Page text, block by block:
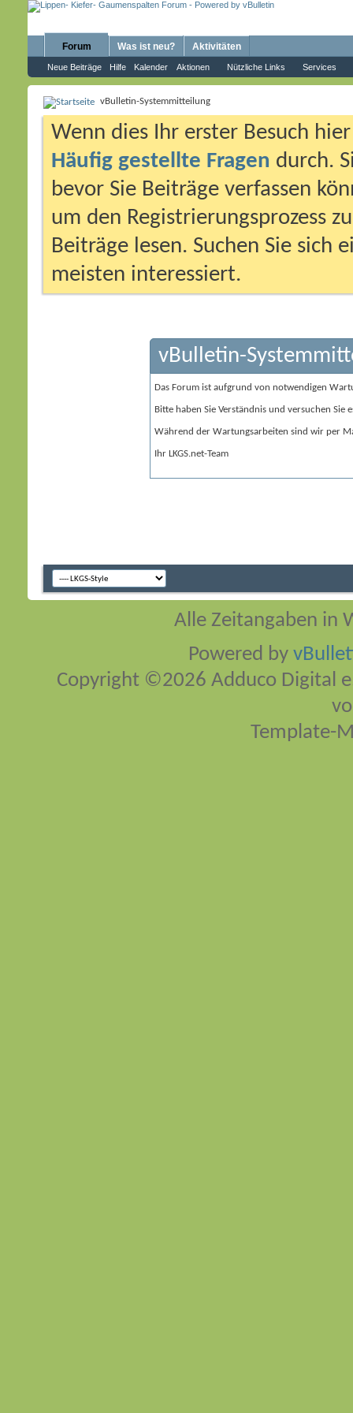
Forum
Neue Beiträge Hilfe Kalender Aktionen Nützliche Links Services
Was ist neu? Aktivitäten
vBulletin-Systemmitteilung
Wenn dies Ihr erster Besuch
Häufig gestellte Fragen durch.
bevor Sie Beiträge verfassen
um den Registrierungsprozess
Beiträge lesen. Suchen Sie sich
meisten interessiert.
vBulletin-
Das Forum ist aufgrund von notwendigen
Bitte haben Sie Verständnis und versuchen Sie
Während der Wartungsarbeiten sind wir per
Ihr LKGS.net-Team
Alle Zeitangaben in
Powered by
Copyright ©2026 Adduco Digital
Template-